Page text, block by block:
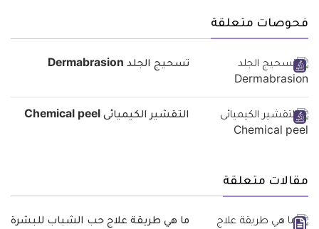
فحوصات متعلقة
تسحيج الجلد Dermabrasion
التقشير الكيميائى Chemical peel
مقالات متعلقة
ما هي طريقة علاج حب الشباب للبشرة